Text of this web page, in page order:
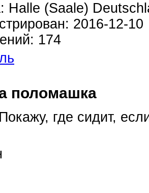
Halle (Saale)
2016-12-10
174
поломашка
где сидит,